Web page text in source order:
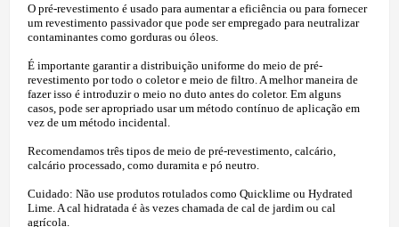
O pré-revestimento é usado para aumentar a eficiência ou para fornecer
um revestimento passivador que pode ser empregado para neutralizar
contaminantes como gorduras ou óleos.
É importante garantir a distribuição uniforme do meio de pré-
revestimento por todo o coletor e meio de filtro. A melhor maneira de
fazer isso é introduzir o meio no duto antes do coletor. Em alguns
casos, pode ser apropriado usar um método contínuo de aplicação em
vez de um método incidental.
Recomendamos três tipos de meio de pré-revestimento, calcário,
calcário processado, como duramita e pó neutro.
Cuidado: Não use produtos rotulados como Quicklime ou Hydrated
Lime. A cal hidratada é às vezes chamada de cal de jardim ou cal
agrícola.